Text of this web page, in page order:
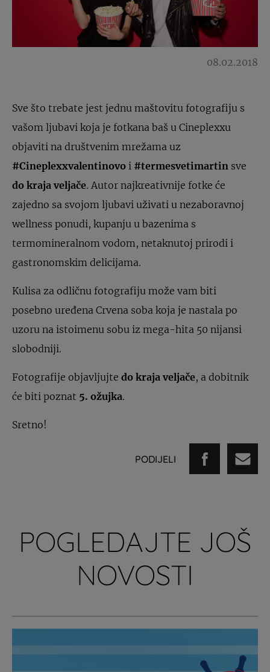
08.02.2018
Sve što trebate jest jednu maštovitu fotografiju s
vašom ljubavi koja je fotkana baš u Cineplexxu
objaviti na društvenim mrežama uz
#Cineplexxvalentinovo i #termesvetimartin sve
do kraja veljače. Autor najkreativnije fotke će
zajedno sa svojom ljubavi uživati u nezaboravnoj
wellness ponudi, kupanju u bazenima s
termomineralnom vodom, netaknutoj prirodi i
gastronomskim delicijama.
Kulisa za odličnu fotografiju može vam biti
posebno uređena Crvena soba koja je nastala po
uzoru na istoimenu sobu iz mega-hita 50 nijansi
slobodniji.
Fotografije objavljujte do kraja veljače, a dobitnik
će biti poznat 5. ožujka.
Sretno!
PODIJELI
POGLEDAJTE JOŠ
NOVOSTI